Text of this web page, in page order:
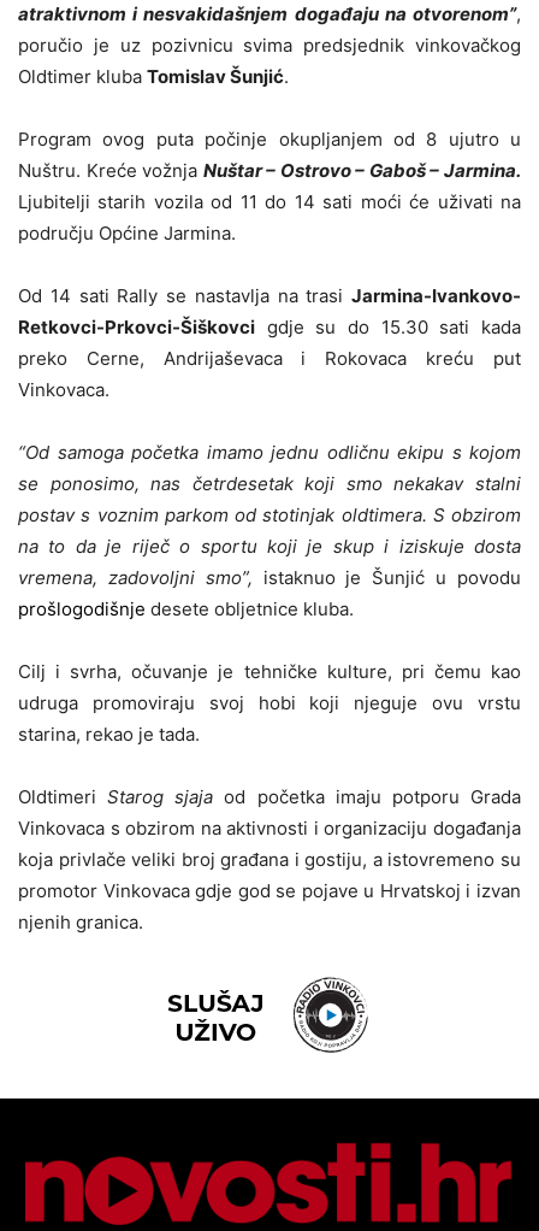
atraktivnom i nesvakidašnjem događaju na otvorenom”,
poručio je uz pozivnicu svima predsjednik vinkovačkog
Oldtimer kluba Tomislav Šunjić.
Program ovog puta počinje okupljanjem od 8 ujutro u
Nuštru. Kreće vožnja Nuštar – Ostrovo – Gaboš – Jarmina.
Ljubitelji starih vozila od 11 do 14 sati moći će uživati na
području Općine Jarmina.
Od 14 sati Rally se nastavlja na trasi Jarmina-Ivankovo-
Retkovci-Prkovci-Šiškovci gdje su do 15.30 sati kada
preko Cerne, Andrijaševaca i Rokovaca kreću put
Vinkovaca.
“Od samoga početka imamo jednu odličnu ekipu s kojom
se ponosimo, nas četrdesetak koji smo nekakav stalni
postav s voznim parkom od stotinjak oldtimera. S obzirom
na to da je riječ o sportu koji je skup i iziskuje dosta
vremena, zadovoljni smo”, istaknuo je Šunjić u povodu
prošlogodišnje desete obljetnice kluba.
Cilj i svrha, očuvanje je tehničke kulture, pri čemu kao
udruga promoviraju svoj hobi koji njeguje ovu vrstu
starina, rekao je tada.
OldtimeriStarog sjaja od početka imaju potporu Grada
Vinkovaca s obzirom na aktivnosti i organizaciju događanja
koja privlače veliki broj građana i gostiju, a istovremeno su
promotor Vinkovaca gdje god se pojave u Hrvatskoj i izvan
njenih granica.